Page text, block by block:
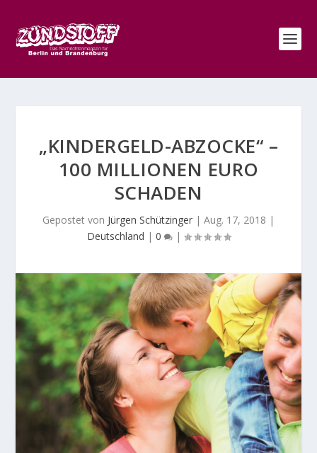
„KINDERGELD-ABZOCKE“ –
100 MILLIONEN EURO
SCHADEN
Gepostet von Jürgen Schützinger | Aug. 17, 2018 |
Deutschland | 0 |